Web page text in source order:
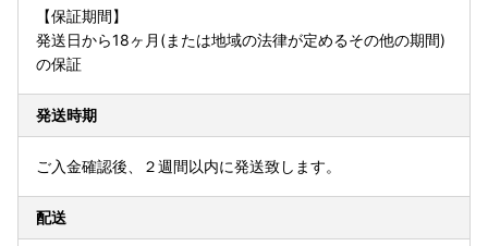
【保証期間】
発送日から18ヶ月(または地域の法律が定めるその他の期間)
の保証
発送時期
ご入金確認後、２週間以内に発送致します。
配送